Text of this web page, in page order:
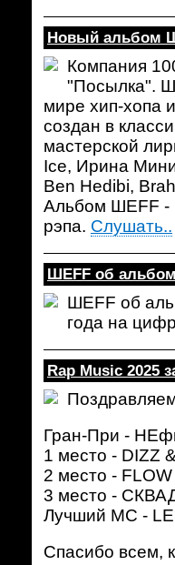
Новый альбом
Компания
"Посылка".
мире хип-хопа
создан в
мастерской
Ice, Ирина
Ben Hedibi,
Альбом ШЕFF -
рэпа. Слушать..
ШЕFF об
ШЕFF об
года на
Rap Music 2025
Гран-При -
1 место - DIZZ
2 место -
3 место -
Лучший МС -
Спасибо всем,